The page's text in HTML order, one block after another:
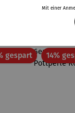
gespartRabatt
14%
Mit einer